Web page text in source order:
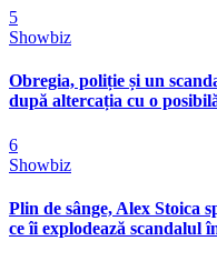
5
Showbiz
Obregia, poliție și un
după altercația cu o
6
Showbiz
Plin de sânge, Alex Stoica
ce îi explodează scandalul